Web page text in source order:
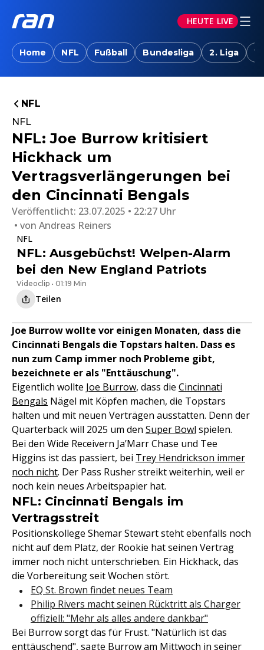
HEUTE LIVE
Home NFL Fußball Bundesliga 2. Liga
NFL
NFL
NFL: Joe Burrow kritisiert
Hickhack um
Vertragsverlängerungen bei
den Cincinnati Bengals
Veröffentlicht: 23.07.2025 • 22:27 Uhr
von Andreas Reiners
NFL
NFL: Ausgebüchst! Welpen-Alarm
bei den New England Patriots
Videoclip • 01:19 Min
Teilen
Joe Burrow wollte vor einigen Monaten, dass die
Cincinnati Bengals die Topstars halten. Dass es
nun zum Camp immer noch Probleme gibt,
bezeichnete er als "Enttäuschung".
Eigentlich wollte Joe Burrow, dass die Cincinnati
Bengals Nägel mit Köpfen machen, die Topstars
halten und mit neuen Verträgen ausstatten. Denn der
Quarterback will 2025 um den Super Bowl spielen.
Bei den Wide Receivern Ja’Marr Chase und Tee
Higgins ist das passiert, bei Trey Hendrickson immer
noch nicht. Der Pass Rusher streikt weiterhin, weil er
noch kein neues Arbeitspapier hat.
NFL: Cincinnati Bengals im
Vertragsstreit
Positionskollege Shemar Stewart steht ebenfalls noch
nicht auf dem Platz, der Rookie hat seinen Vertrag
immer noch nicht unterschrieben. Ein Hickhack, das
die Vorbereitung seit Wochen stört.
EQ St. Brown findet neues Team
Philip Rivers macht seinen Rücktritt als Charger
offiziell: "Mehr als alles andere dankbar"
Bei Burrow sorgt das für Frust. "Natürlich ist das
enttäuschend", sagte Burrow am Mittwoch in seiner